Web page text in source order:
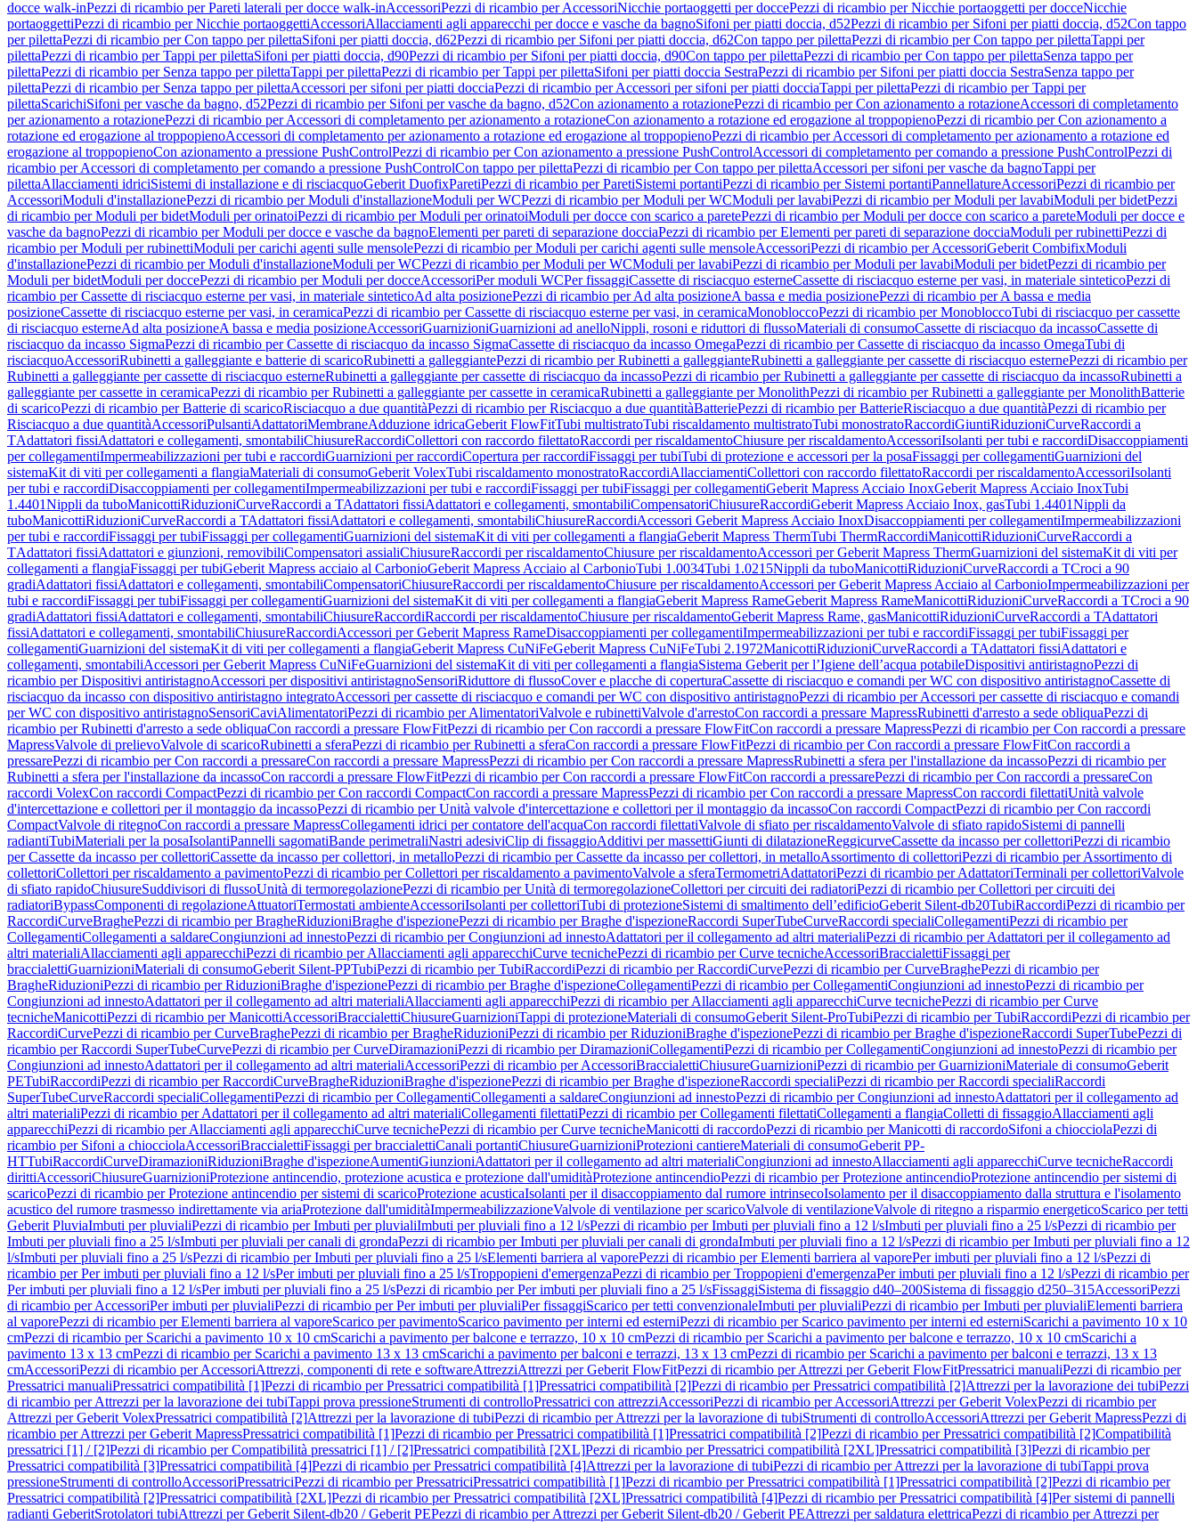
docce walk-inPezzi di ricambio per Pareti laterali per docce walk-inAccessoriPezzi di ricambio per AccessoriNicchie portaoggetti per doccePezzi di ricambio per Nicchie portaoggetti per docceNicchie
portaoggettiPezzi di ricambio per Nicchie portaoggettiAccessoriAllacciamenti agli apparecchi per docce e vasche da bagnoSifoni per piatti doccia, d52Pezzi di ricambio per Sifoni per piatti doccia, d52Con tappo
per pilettaPezzi di ricambio per Con tappo per pilettaSifoni per piatti doccia, d62Pezzi di ricambio per Sifoni per piatti doccia, d62Con tappo per pilettaPezzi di ricambio per Con tappo per pilettaTappi per
pilettaPezzi di ricambio per Tappi per pilettaSifoni per piatti doccia, d90Pezzi di ricambio per Sifoni per piatti doccia, d90Con tappo per pilettaPezzi di ricambio per Con tappo per pilettaSenza tappo per
pilettaPezzi di ricambio per Senza tappo per pilettaTappi per pilettaPezzi di ricambio per Tappi per pilettaSifoni per piatti doccia SestraPezzi di ricambio per Sifoni per piatti doccia SestraSenza tappo per
pilettaPezzi di ricambio per Senza tappo per pilettaAccessori per sifoni per piatti docciaPezzi di ricambio per Accessori per sifoni per piatti docciaTappi per pilettaPezzi di ricambio per Tappi per
pilettaScarichiSifoni per vasche da bagno, d52Pezzi di ricambio per Sifoni per vasche da bagno, d52Con azionamento a rotazionePezzi di ricambio per Con azionamento a rotazioneAccessori di completamento
per azionamento a rotazionePezzi di ricambio per Accessori di completamento per azionamento a rotazioneCon azionamento a rotazione ed erogazione al troppopienoPezzi di ricambio per Con azionamento a
rotazione ed erogazione al troppopienoAccessori di completamento per azionamento a rotazione ed erogazione al troppopienoPezzi di ricambio per Accessori di completamento per azionamento a rotazione ed
erogazione al troppopienoCon azionamento a pressione PushControlPezzi di ricambio per Con azionamento a pressione PushControlAccessori di completamento per comando a pressione PushControlPezzi di
ricambio per Accessori di completamento per comando a pressione PushControlCon tappo per pilettaPezzi di ricambio per Con tappo per pilettaAccessori per sifoni per vasche da bagnoTappi per
pilettaAllacciamenti idriciSistemi di installazione e di risciacquoGeberit DuofixParetiPezzi di ricambio per ParetiSistemi portantiPezzi di ricambio per Sistemi portantiPannellatureAccessoriPezzi di ricambio per
AccessoriModuli d'installazionePezzi di ricambio per Moduli d'installazioneModuli per WCPezzi di ricambio per Moduli per WCModuli per lavabiPezzi di ricambio per Moduli per lavabiModuli per bidetPezzi
di ricambio per Moduli per bidetModuli per orinatoiPezzi di ricambio per Moduli per orinatoiModuli per docce con scarico a paretePezzi di ricambio per Moduli per docce con scarico a pareteModuli per docce e
vasche da bagnoPezzi di ricambio per Moduli per docce e vasche da bagnoElementi per pareti di separazione docciaPezzi di ricambio per Elementi per pareti di separazione docciaModuli per rubinettiPezzi di
ricambio per Moduli per rubinettiModuli per carichi agenti sulle mensolePezzi di ricambio per Moduli per carichi agenti sulle mensoleAccessoriPezzi di ricambio per AccessoriGeberit CombifixModuli
d'installazionePezzi di ricambio per Moduli d'installazioneModuli per WCPezzi di ricambio per Moduli per WCModuli per lavabiPezzi di ricambio per Moduli per lavabiModuli per bidetPezzi di ricambio per
Moduli per bidetModuli per doccePezzi di ricambio per Moduli per docceAccessoriPer moduli WCPer fissaggiCassette di risciacquo esterneCassette di risciacquo esterne per vasi, in materiale sinteticoPezzi di
ricambio per Cassette di risciacquo esterne per vasi, in materiale sinteticoAd alta posizionePezzi di ricambio per Ad alta posizioneA bassa e media posizionePezzi di ricambio per A bassa e media
posizioneCassette di risciacquo esterne per vasi, in ceramicaPezzi di ricambio per Cassette di risciacquo esterne per vasi, in ceramicaMonobloccoPezzi di ricambio per MonobloccoTubi di risciacquo per cassette
di risciacquo esterneAd alta posizioneA bassa e media posizioneAccessoriGuarnizioniGuarnizioni ad anelloNippli, rosoni e riduttori di flussoMateriali di consumoCassette di risciacquo da incassoCassette di
risciacquo da incasso SigmaPezzi di ricambio per Cassette di risciacquo da incasso SigmaCassette di risciacquo da incasso OmegaPezzi di ricambio per Cassette di risciacquo da incasso OmegaTubi di
risciacquoAccessoriRubinetti a galleggiante e batterie di scaricoRubinetti a galleggiantePezzi di ricambio per Rubinetti a galleggianteRubinetti a galleggiante per cassette di risciacquo esternePezzi di ricambio per
Rubinetti a galleggiante per cassette di risciacquo esterneRubinetti a galleggiante per cassette di risciacquo da incassoPezzi di ricambio per Rubinetti a galleggiante per cassette di risciacquo da incassoRubinetti a
galleggiante per cassette in ceramicaPezzi di ricambio per Rubinetti a galleggiante per cassette in ceramicaRubinetti a galleggiante per MonolithPezzi di ricambio per Rubinetti a galleggiante per MonolithBatterie
di scaricoPezzi di ricambio per Batterie di scaricoRisciacquo a due quantitàPezzi di ricambio per Risciacquo a due quantitàBatteriePezzi di ricambio per BatterieRisciacquo a due quantitàPezzi di ricambio per
Risciacquo a due quantitàAccessoriPulsantiAdattatoriMembraneAdduzione idricaGeberit FlowFitTubi multistratoTubi riscaldamento multistratoTubi monostratoRaccordiGiuntiRiduzioniCurveRaccordi a
TAdattatori fissiAdattatori e collegamenti, smontabiliChiusureRaccordiCollettori con raccordo filettatoRaccordi per riscaldamentoChiusure per riscaldamentoAccessoriIsolanti per tubi e raccordiDisaccoppiamenti
per collegamentiImpermeabilizzazioni per tubi e raccordiGuarnizioni per raccordiCopertura per raccordiFissaggi per tubiTubi di protezione e accessori per la posaFissaggi per collegamentiGuarnizioni del
sistemaKit di viti per collegamenti a flangiaMateriali di consumoGeberit VolexTubi riscaldamento monostratoRaccordiAllacciamentiCollettori con raccordo filettatoRaccordi per riscaldamentoAccessoriIsolanti
per tubi e raccordiDisaccoppiamenti per collegamentiImpermeabilizzazioni per tubi e raccordiFissaggi per tubiFissaggi per collegamentiGeberit Mapress Acciaio InoxGeberit Mapress Acciaio InoxTubi
1.4401Nippli da tuboManicottiRiduzioniCurveRaccordi a TAdattatori fissiAdattatori e collegamenti, smontabiliCompensatoriChiusureRaccordiGeberit Mapress Acciaio Inox, gasTubi 1.4401Nippli da
tuboManicottiRiduzioniCurveRaccordi a TAdattatori fissiAdattatori e collegamenti, smontabiliChiusureRaccordiAccessori Geberit Mapress Acciaio InoxDisaccoppiamenti per collegamentiImpermeabilizzazioni
per tubi e raccordiFissaggi per tubiFissaggi per collegamentiGuarnizioni del sistemaKit di viti per collegamenti a flangiaGeberit Mapress ThermTubi ThermRaccordiManicottiRiduzioniCurveRaccordi a
TAdattatori fissiAdattatori e giunzioni, removibiliCompensatori assialiChiusureRaccordi per riscaldamentoChiusure per riscaldamentoAccessori per Geberit Mapress ThermGuarnizioni del sistemaKit di viti per
collegamenti a flangiaFissaggi per tubiGeberit Mapress acciaio al CarbonioGeberit Mapress Acciaio al CarbonioTubi 1.0034Tubi 1.0215Nippli da tuboManicottiRiduzioniCurveRaccordi a TCroci a 90
gradiAdattatori fissiAdattatori e collegamenti, smontabiliCompensatoriChiusureRaccordi per riscaldamentoChiusure per riscaldamentoAccessori per Geberit Mapress Acciaio al CarbonioImpermeabilizzazioni per
tubi e raccordiFissaggi per tubiFissaggi per collegamentiGuarnizioni del sistemaKit di viti per collegamenti a flangiaGeberit Mapress RameGeberit Mapress RameManicottiRiduzioniCurveRaccordi a TCroci a 90
gradiAdattatori fissiAdattatori e collegamenti, smontabiliChiusureRaccordiRaccordi per riscaldamentoChiusure per riscaldamentoGeberit Mapress Rame, gasManicottiRiduzioniCurveRaccordi a TAdattatori
fissiAdattatori e collegamenti, smontabiliChiusureRaccordiAccessori per Geberit Mapress RameDisaccoppiamenti per collegamentiImpermeabilizzazioni per tubi e raccordiFissaggi per tubiFissaggi per
collegamentiGuarnizioni del sistemaKit di viti per collegamenti a flangiaGeberit Mapress CuNiFeGeberit Mapress CuNiFeTubi 2.1972ManicottiRiduzioniCurveRaccordi a TAdattatori fissiAdattatori e
collegamenti, smontabiliAccessori per Geberit Mapress CuNiFeGuarnizioni del sistemaKit di viti per collegamenti a flangiaSistema Geberit per l’Igiene dell’acqua potabileDispositivi antiristagnoPezzi di
ricambio per Dispositivi antiristagnoAccessori per dispositivi antiristagnoSensoriRiduttore di flussoCover e placche di coperturaCassette di risciacquo e comandi per WC con dispositivo antiristagnoCassette di
risciacquo da incasso con dispositivo antiristagno integratoAccessori per cassette di risciacquo e comandi per WC con dispositivo antiristagnoPezzi di ricambio per Accessori per cassette di risciacquo e comandi
per WC con dispositivo antiristagnoSensoriCaviAlimentatoriPezzi di ricambio per AlimentatoriValvole e rubinettiValvole d'arrestoCon raccordi a pressare MapressRubinetti d'arresto a sede obliquaPezzi di
ricambio per Rubinetti d'arresto a sede obliquaCon raccordi a pressare FlowFitPezzi di ricambio per Con raccordi a pressare FlowFitCon raccordi a pressare MapressPezzi di ricambio per Con raccordi a pressare
MapressValvole di prelievoValvole di scaricoRubinetti a sferaPezzi di ricambio per Rubinetti a sferaCon raccordi a pressare FlowFitPezzi di ricambio per Con raccordi a pressare FlowFitCon raccordi a
pressarePezzi di ricambio per Con raccordi a pressareCon raccordi a pressare MapressPezzi di ricambio per Con raccordi a pressare MapressRubinetti a sfera per l'installazione da incassoPezzi di ricambio per
Rubinetti a sfera per l'installazione da incassoCon raccordi a pressare FlowFitPezzi di ricambio per Con raccordi a pressare FlowFitCon raccordi a pressarePezzi di ricambio per Con raccordi a pressareCon
raccordi VolexCon raccordi CompactPezzi di ricambio per Con raccordi CompactCon raccordi a pressare MapressPezzi di ricambio per Con raccordi a pressare MapressCon raccordi filettatiUnità valvole
d'intercettazione e collettori per il montaggio da incassoPezzi di ricambio per Unità valvole d'intercettazione e collettori per il montaggio da incassoCon raccordi CompactPezzi di ricambio per Con raccordi
CompactValvole di ritegnoCon raccordi a pressare MapressCollegamenti idrici per contatore dell'acquaCon raccordi filettatiValvole di sfiato per riscaldamentoValvole di sfiato rapidoSistemi di pannelli
radiantiTubiMateriali per la posaIsolantiPannelli sagomatiBande perimetraliNastri adesiviClip di fissaggioAdditivi per massettiGiunti di dilatazioneReggicurveCassette da incasso per collettoriPezzi di ricambio
per Cassette da incasso per collettoriCassette da incasso per collettori, in metalloPezzi di ricambio per Cassette da incasso per collettori, in metalloAssortimento di collettoriPezzi di ricambio per Assortimento di
collettoriCollettori per riscaldamento a pavimentoPezzi di ricambio per Collettori per riscaldamento a pavimentoValvole a sferaTermometriAdattatoriPezzi di ricambio per AdattatoriTerminali per collettoriValvole
di sfiato rapidoChiusureSuddivisori di flussoUnità di termoregolazionePezzi di ricambio per Unità di termoregolazioneCollettori per circuiti dei radiatoriPezzi di ricambio per Collettori per circuiti dei
radiatoriBypassComponenti di regolazioneAttuatoriTermostati ambienteAccessoriIsolanti per collettoriTubi di protezioneSistemi di smaltimento dell’edificioGeberit Silent-db20TubiRaccordiPezzi di ricambio per
RaccordiCurveBraghePezzi di ricambio per BragheRiduzioniBraghe d'ispezionePezzi di ricambio per Braghe d'ispezioneRaccordi SuperTubeCurveRaccordi specialiCollegamentiPezzi di ricambio per
CollegamentiCollegamenti a saldareCongiunzioni ad innestoPezzi di ricambio per Congiunzioni ad innestoAdattatori per il collegamento ad altri materialiPezzi di ricambio per Adattatori per il collegamento ad
altri materialiAllacciamenti agli apparecchiPezzi di ricambio per Allacciamenti agli apparecchiCurve tecnichePezzi di ricambio per Curve tecnicheAccessoriBraccialettiFissaggi per
braccialettiGuarnizioniMateriali di consumoGeberit Silent-PPTubiPezzi di ricambio per TubiRaccordiPezzi di ricambio per RaccordiCurvePezzi di ricambio per CurveBraghePezzi di ricambio per
BragheRiduzioniPezzi di ricambio per RiduzioniBraghe d'ispezionePezzi di ricambio per Braghe d'ispezioneCollegamentiPezzi di ricambio per CollegamentiCongiunzioni ad innestoPezzi di ricambio per
Congiunzioni ad innestoAdattatori per il collegamento ad altri materialiAllacciamenti agli apparecchiPezzi di ricambio per Allacciamenti agli apparecchiCurve tecnichePezzi di ricambio per Curve
tecnicheManicottiPezzi di ricambio per ManicottiAccessoriBraccialettiChiusureGuarnizioniTappi di protezioneMateriali di consumoGeberit Silent-ProTubiPezzi di ricambio per TubiRaccordiPezzi di ricambio per
RaccordiCurvePezzi di ricambio per CurveBraghePezzi di ricambio per BragheRiduzioniPezzi di ricambio per RiduzioniBraghe d'ispezionePezzi di ricambio per Braghe d'ispezioneRaccordi SuperTubePezzi di
ricambio per Raccordi SuperTubeCurvePezzi di ricambio per CurveDiramazioniPezzi di ricambio per DiramazioniCollegamentiPezzi di ricambio per CollegamentiCongiunzioni ad innestoPezzi di ricambio per
Congiunzioni ad innestoAdattatori per il collegamento ad altri materialiAccessoriPezzi di ricambio per AccessoriBraccialettiChiusureGuarnizioniPezzi di ricambio per GuarnizioniMateriale di consumoGeberit
PETubiRaccordiPezzi di ricambio per RaccordiCurveBragheRiduzioniBraghe d'ispezionePezzi di ricambio per Braghe d'ispezioneRaccordi specialiPezzi di ricambio per Raccordi specialiRaccordi
SuperTubeCurveRaccordi specialiCollegamentiPezzi di ricambio per CollegamentiCollegamenti a saldareCongiunzioni ad innestoPezzi di ricambio per Congiunzioni ad innestoAdattatori per il collegamento ad
altri materialiPezzi di ricambio per Adattatori per il collegamento ad altri materialiCollegamenti filettatiPezzi di ricambio per Collegamenti filettatiCollegamenti a flangiaColletti di fissaggioAllacciamenti agli
apparecchiPezzi di ricambio per Allacciamenti agli apparecchiCurve tecnichePezzi di ricambio per Curve tecnicheManicotti di raccordoPezzi di ricambio per Manicotti di raccordoSifoni a chiocciolaPezzi di
ricambio per Sifoni a chiocciolaAccessoriBraccialettiFissaggi per braccialettiCanali portantiChiusureGuarnizioniProtezioni cantiereMateriali di consumoGeberit PP-
HTTubiRaccordiCurveDiramazioniRiduzioniBraghe d'ispezioneAumentiGiunzioniAdattatori per il collegamento ad altri materialiCongiunzioni ad innestoAllacciamenti agli apparecchiCurve tecnicheRaccordi
dirittiAccessoriChiusureGuarnizioniProtezione antincendio, protezione acustica e protezione dall'umiditàProtezione antincendioPezzi di ricambio per Protezione antincendioProtezione antincendio per sistemi di
scaricoPezzi di ricambio per Protezione antincendio per sistemi di scaricoProtezione acusticaIsolanti per il disaccoppiamento dal rumore intrinsecoIsolamento per il disaccoppiamento dalla struttura e l'isolamento
acustico del rumore trasmesso indirettamente via ariaProtezione dall'umiditàImpermeabilizzazioneValvole di ventilazione per scaricoValvole di ventilazioneValvole di ritegno a risparmio energeticoScarico per tetti
Geberit PluviaImbuti per pluvialiPezzi di ricambio per Imbuti per pluvialiImbuti per pluviali fino a 12 l/sPezzi di ricambio per Imbuti per pluviali fino a 12 l/sImbuti per pluviali fino a 25 l/sPezzi di ricambio per
Imbuti per pluviali fino a 25 l/sImbuti per pluviali per canali di grondaPezzi di ricambio per Imbuti per pluviali per canali di grondaImbuti per pluviali fino a 12 l/sPezzi di ricambio per Imbuti per pluviali fino a 12
l/sImbuti per pluviali fino a 25 l/sPezzi di ricambio per Imbuti per pluviali fino a 25 l/sElementi barriera al vaporePezzi di ricambio per Elementi barriera al vaporePer imbuti per pluviali fino a 12 l/sPezzi di
ricambio per Per imbuti per pluviali fino a 12 l/sPer imbuti per pluviali fino a 25 l/sTroppopieni d'emergenzaPezzi di ricambio per Troppopieni d'emergenzaPer imbuti per pluviali fino a 12 l/sPezzi di ricambio per
Per imbuti per pluviali fino a 12 l/sPer imbuti per pluviali fino a 25 l/sPezzi di ricambio per Per imbuti per pluviali fino a 25 l/sFissaggiSistema di fissaggio d40–200Sistema di fissaggio d250–315AccessoriPezzi
di ricambio per AccessoriPer imbuti per pluvialiPezzi di ricambio per Per imbuti per pluvialiPer fissaggiScarico per tetti convenzionaleImbuti per pluvialiPezzi di ricambio per Imbuti per pluvialiElementi barriera
al vaporePezzi di ricambio per Elementi barriera al vaporeScarico per pavimentoScarico pavimento per interni ed esterniPezzi di ricambio per Scarico pavimento per interni ed esterniScarichi a pavimento 10 x 10
cmPezzi di ricambio per Scarichi a pavimento 10 x 10 cmScarichi a pavimento per balcone e terrazzo, 10 x 10 cmPezzi di ricambio per Scarichi a pavimento per balcone e terrazzo, 10 x 10 cmScarichi a
pavimento 13 x 13 cmPezzi di ricambio per Scarichi a pavimento 13 x 13 cmScarichi a pavimento per balconi e terrazzi, 13 x 13 cmPezzi di ricambio per Scarichi a pavimento per balconi e terrazzi, 13 x 13
cmAccessoriPezzi di ricambio per AccessoriAttrezzi, componenti di rete e softwareAttrezziAttrezzi per Geberit FlowFitPezzi di ricambio per Attrezzi per Geberit FlowFitPressatrici manualiPezzi di ricambio per
Pressatrici manualiPressatrici compatibilità [1]Pezzi di ricambio per Pressatrici compatibilità [1]Pressatrici compatibilità [2]Pezzi di ricambio per Pressatrici compatibilità [2]Attrezzi per la lavorazione dei tubiPezzi
di ricambio per Attrezzi per la lavorazione dei tubiTappi prova pressioneStrumenti di controlloPressatrici con attrezziAccessoriPezzi di ricambio per AccessoriAttrezzi per Geberit VolexPezzi di ricambio per
Attrezzi per Geberit VolexPressatrici compatibilità [2]Attrezzi per la lavorazione di tubiPezzi di ricambio per Attrezzi per la lavorazione di tubiStrumenti di controlloAccessoriAttrezzi per Geberit MapressPezzi di
ricambio per Attrezzi per Geberit MapressPressatrici compatibilità [1]Pezzi di ricambio per Pressatrici compatibilità [1]Pressatrici compatibilità [2]Pezzi di ricambio per Pressatrici compatibilità [2]Compatibilità
pressatrici [1] / [2]Pezzi di ricambio per Compatibilità pressatrici [1] / [2]Pressatrici compatibilità [2XL]Pezzi di ricambio per Pressatrici compatibilità [2XL]Pressatrici compatibilità [3]Pezzi di ricambio per
Pressatrici compatibilità [3]Pressatrici compatibilità [4]Pezzi di ricambio per Pressatrici compatibilità [4]Attrezzi per la lavorazione di tubiPezzi di ricambio per Attrezzi per la lavorazione di tubiTappi prova
pressioneStrumenti di controlloAccessoriPressatriciPezzi di ricambio per PressatriciPressatrici compatibilità [1]Pezzi di ricambio per Pressatrici compatibilità [1]Pressatrici compatibilità [2]Pezzi di ricambio per
Pressatrici compatibilità [2]Pressatrici compatibilità [2XL]Pezzi di ricambio per Pressatrici compatibilità [2XL]Pressatrici compatibilità [4]Pezzi di ricambio per Pressatrici compatibilità [4]Per sistemi di pannelli
radianti GeberitSrotolatori tubiAttrezzi per Geberit Silent-db20 / Geberit PEPezzi di ricambio per Attrezzi per Geberit Silent-db20 / Geberit PEAttrezzi per saldatura elettricaPezzi di ricambio per Attrezzi per